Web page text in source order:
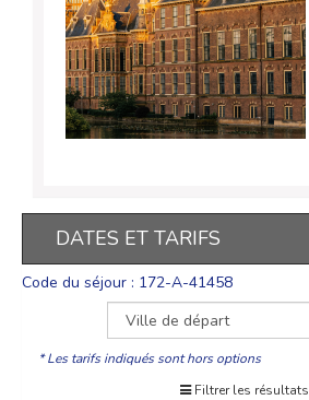
DATES ET TARIFS
Code du séjour : 172-A-41458
* Les tarifs indiqués sont hors options
Filtrer les résultats